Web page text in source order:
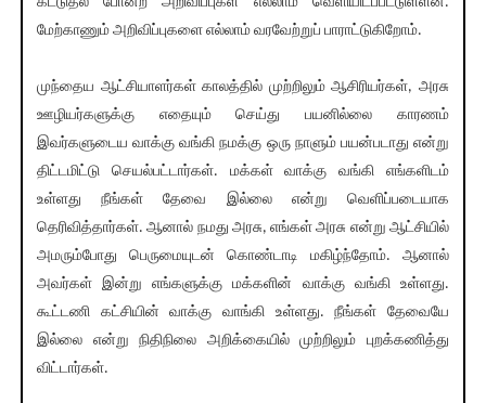
மேற்காணும் அறிவிப்புகளை எல்லாம் வரவேற்றுப் பாராட்டுகிறோம்.
முந்தைய ஆட்சியாளர்கள் காலத்தில் முற்றிலும் ஆசிரியர்கள், அரசு
ஊழியர்களுக்கு எதையும் செய்து பயனில்லை காரணம்
இவர்களுடைய வாக்கு வங்கி நமக்கு ஒரு நாளும் பயன்படாது என்று
திட்டமிட்டு செயல்பட்டார்கள். மக்கள் வாக்கு வங்கி எங்களிடம்
உள்ளது நீங்கள் தேவை இல்லை என்று வெளிப்படையாக
தெரிவித்தார்கள். ஆனால் நமது அரசு, எங்கள் அரசு என்று ஆட்சியில்
அமரும்போது பெருமையுடன் கொண்டாடி மகிழ்ந்தோம். ஆனால்
அவர்கள் இன்று எங்களுக்கு மக்களின் வாக்கு வங்கி உள்ளது.
கூட்டணி கட்சியின் வாக்கு வாங்கி உள்ளது. நீங்கள் தேவையே
இல்லை என்று நிதிநிலை அறிக்கையில் முற்றிலும் புறக்கணித்து
விட்டார்கள்.